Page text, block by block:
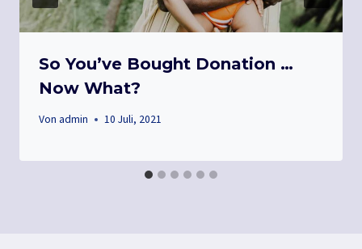
So You’ve Bought Donation …
Now What?
Von admin 10 Juli, 2021